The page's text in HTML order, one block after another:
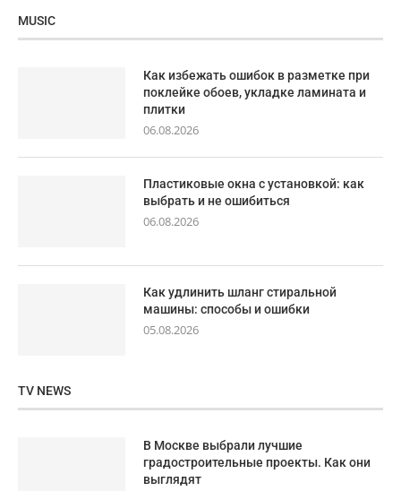
MUSIC
Как избежать ошибок в разметке при
поклейке обоев, укладке ламината и
плитки
06.08.2026
Пластиковые окна с установкой: как
выбрать и не ошибиться
06.08.2026
Как удлинить шланг стиральной
машины: способы и ошибки
05.08.2026
TV NEWS
В Москве выбрали лучшие
градостроительные проекты. Как они
выглядят